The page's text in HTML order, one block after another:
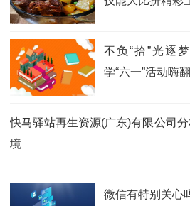
不负“拾”光逐
学“六一”活动嗨
快马驿站再生资源(广东)有限公司
境
微信有特别关心